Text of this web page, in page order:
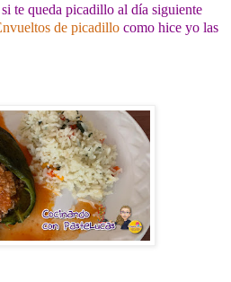
te queda picadillo al día siguiente
de picadillo como hice yo las